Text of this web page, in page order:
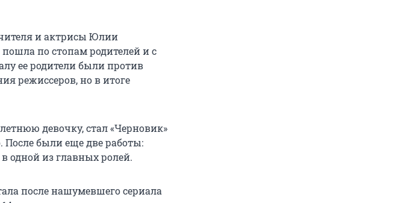
и актрисы Юлии
по стопам родителей и с
ее родители были против
режиссеров, но в итоге
девочку, стал «Черновик»
были еще две работы:
одной из главных ролей.
после нашумевшего сериала